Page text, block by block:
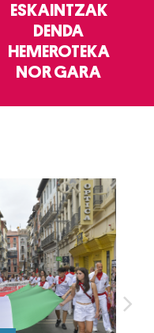
ESKAINTZAK
DENDA
HEMEROTEKA
NOR GARA